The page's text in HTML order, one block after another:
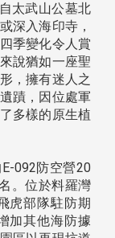
太武山公墓北
深入海印寺，
季變化令人賞
說猶如一座聖
，擁有迷人之
蹟，因位處軍
多樣的原生植
092防空營20
。位於料羅灣
虎部隊駐防期
加其他海防據